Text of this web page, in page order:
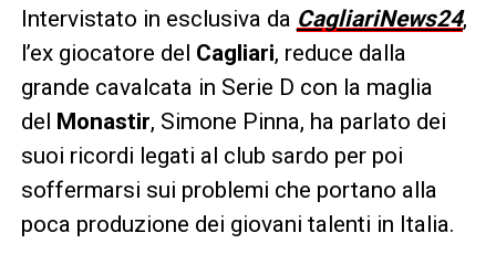
Intervistato in esclusiva da CagliariNews24,
l’ex giocatore del Cagliari, reduce dalla
grande cavalcata in Serie D con la maglia
del
Monastir, Simone Pinna, ha parlato dei
suoi ricordi legati al club sardo per poi
soffermarsi sui problemi che portano alla
poca produzione dei giovani talenti in Italia.